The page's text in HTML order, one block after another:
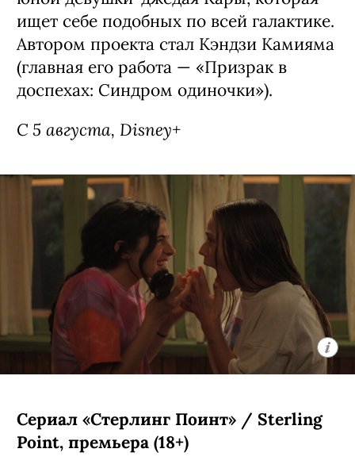
ищет себе подобных по всей галактике.
Автором проекта стал Кэндзи Камияма
(главная его работа — «Призрак в
доспехах: Синдром одиночки»).
С 5 августа, Disney+
Сериал «Стерлинг Поинт» / Sterling
Point, премьера (18+)